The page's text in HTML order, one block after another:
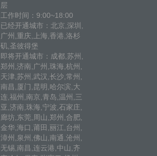
层
工作时间：9:00~18:00
已经开通城市：北京,深圳,
广州,重庆,上海,香港,洛杉
矶,圣彼得堡
即将开通城市：成都,苏州,
郑州,济南,广州,珠海,杭州,
天津,苏州,武汉,长沙,常州,
南昌,厦门,昆明,哈尔滨,大
连,福州,南京,青岛,温州,三
亚,济南,珠海,宁波,石家庄,
廊坊,东莞,周山,郑州,合肥,
金华,海口,莆田,丽江,台州,
漳州,泉州,佛山,南通,沧州,
无锡,南昌,连云港,中山,齐